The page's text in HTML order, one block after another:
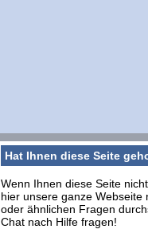
Hat Ihnen diese Seite
Wenn Ihnen diese Seite
hier unsere ganze Webseite
oder ähnlichen Fragen
Chat nach Hilfe fragen!